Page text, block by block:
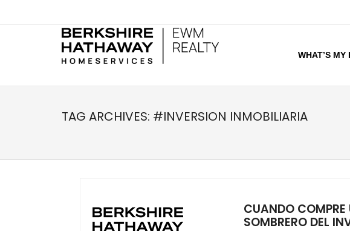
WHAT’S MY
TAG ARCHIVES: #INVERSION INMOBILIARIA
CUANDO
SOMBRERO DEL